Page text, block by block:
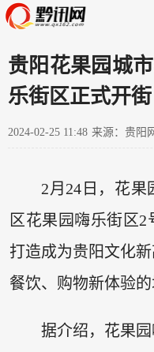
贵阳花果园城
乐街区正式开街
2024-02-25 11:48 来源：贵阳
2月24日，花果
区花果园嗨乐街区
打造成为贵阳文化
餐饮、购物新体验的
据介绍，花果